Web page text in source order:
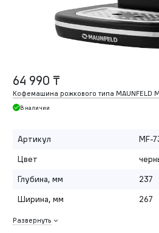
64 990 ₸
Кофемашина рожкового типа MAUNFELD
В наличии
Артикул
MF-
Цвет
Глубина, мм
237
Ширина, мм
267
Развернуть